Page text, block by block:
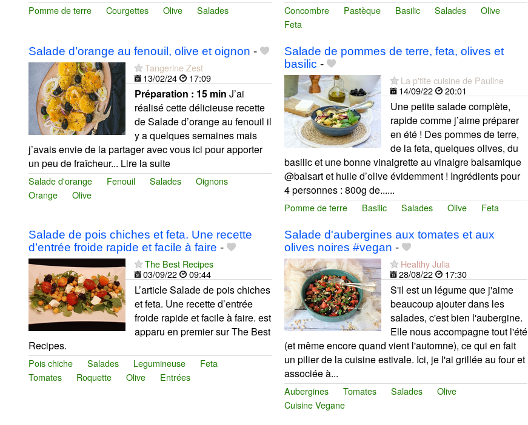
Pomme de terre Courgettes Olive Salades Concombre Pastèque Basilic Salades
Olive
Feta
Salade d’orange au fenouil, olive et oignon -
Tangerine Zest
13/02/24
17:09
Préparation : 15 min J’ai
réalisé cette délicieuse recette
de Salade d’orange au fenouil il
y a quelques semaines mais
j’avais envie de la partager avec vous ici pour apporter
un peu de fraîcheur... Lire la suite
Salade d'orange Fenouil Salades
Oignons
Orange
Olive
Salade de pommes de terre, feta, olives et
basilic -
La p'tite cuisine de Pauline
14/09/22
20:01
Une petite salade complète,
rapide comme j’aime préparer
en été ! Des pommes de terre,
de la feta, quelques olives, du
basilic et une bonne vinaigrette au vinaigre balsamique
@balsart et huile d’olive évidemment ! Ingrédients pour
4 personnes : 800g de......
Pomme de terre Basilic Salades Olive Feta
Salade de pois chiches et feta. Une recette
d’entrée froide rapide et facile à faire -
The Best Recipes
03/09/22
09:44
L’article Salade de pois chiches
et feta. Une recette d’entrée
froide rapide et facile à faire. est
apparu en premier sur The Best
Recipes.
Pois chiche Salades Legumineuse
Feta
Tomates
Roquette Olive Entrées
Salade d'aubergines aux tomates et aux
olives noires #vegan -
Healthy Julia
28/08/22
17:30
S'il est un légume que j'aime
beaucoup ajouter dans les
salades, c'est bien l'aubergine.
Elle nous accompagne tout l'été
(et même encore quand vient l'automne), ce qui en fait
un pilier de la cuisine estivale. Ici, je l'ai grillée au four et
associée à...
Aubergines Tomates Salades
Olive
Cuisine Vegane